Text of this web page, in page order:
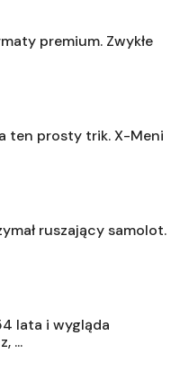
premium. Zwykłe
ten prosty trik. X-Meni
ruszający samolot.
lata i wygląda
...